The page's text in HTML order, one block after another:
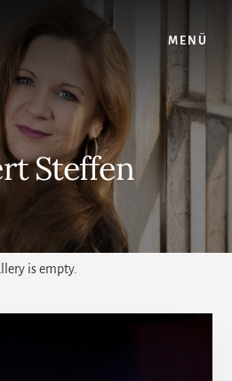
MENÜ
Steffen
is empty.